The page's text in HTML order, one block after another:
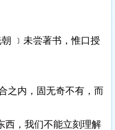
朝 ﹞未尝著书，惟口授
合之内，固无奇不有，而
西，我们不能立刻理解